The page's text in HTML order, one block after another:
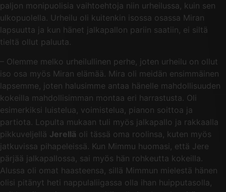
paljon monipuolisia vaihtoehtoja niin urheilussa, kuin sen
ulkopuolella. Urheilu oli kuitenkin isossa osassa Miran
lapsuutta ja kun hänet jalkapallon pariin saatiin, ei siltä
tieltä ollut paluuta.
– Olemme melko urheilullinen perhe, joten urheilu on ollut
iso osa myös Miran elämää. Mira oli meidän ensimmäinen
lapsemme, joten halusimme antaa hänelle mahdollisuuden
kokeilla mahdollisimman montaa eri harrastusta. Oli
esimerkiksi luistelua, voimistelua, pianon soittoa ja
partiota. Lopulta mukaan tuli myös jalkapallo ja rakkaalla
pikkuveljellä Jerellä oli tässä oma roolinsa, kuten myös
jatkuvissa pihapeleissä. Kun Mimmu huomasi, että Jere
pärjää jalkapallossa, sai myös hän rohkeutta kokeilla.
Alussa oli omat haasteensa, sillä Mimmun mielestä hänen
olisi pitänyt heti nappulaliigassa olla ihan huipputasolla,